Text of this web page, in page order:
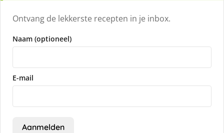
Ontvang de lekkerste recepten in je inbox.
Naam (optioneel)
E-mail
Aanmelden